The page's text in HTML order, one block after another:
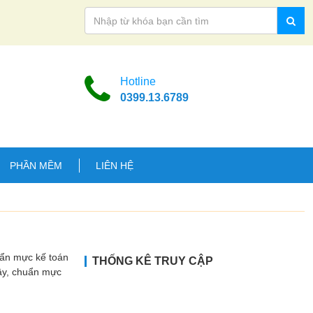
Hotline
0399.13.6789
PHẦN MỀM LIÊN HỆ
mực kế toán
chuẩn mực
THỐNG KÊ TRUY CẬP